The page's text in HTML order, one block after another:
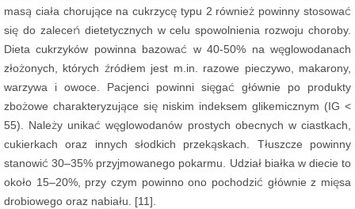
masą ciała chorujące na cukrzycę typu 2 również powinny stosować
się do zaleceń dietetycznych w celu spowolnienia rozwoju choroby.
Dieta cukrzyków powinna bazować w 40-50% na węglowodanach
złożonych, których źródłem jest m.in. razowe pieczywo, makarony,
warzywa i owoce. Pacjenci powinni sięgać głównie po produkty
zbożowe charakteryzujące się niskim indeksem glikemicznym (IG <
55). Należy unikać węglowodanów prostych obecnych w ciastkach,
cukierkach oraz innych słodkich przekąskach. Tłuszcze powinny
stanowić 30–35% przyjmowanego pokarmu. Udział białka w diecie to
około 15–20%, przy czym powinno ono pochodzić głównie z mięsa
drobiowego oraz nabiału. [11].